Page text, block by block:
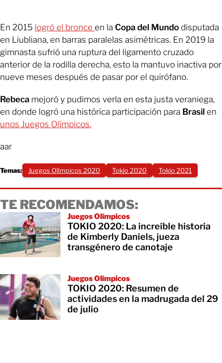
En 2015 logró el bronce en la Copa del Mundo disputada
en Liubliana, en barras paralelas asimétricas. En 2019 la
gimnasta sufrió una ruptura del ligamento cruzado
anterior de la rodilla derecha, esto la mantuvo inactiva por
nueve meses después de pasar por el quirófano.
Rebeca mejoró y pudimos verla en esta justa veraniega,
en donde logró una histórica participación para Brasil en
unos Juegos Olímpicos.
aar
Temas: Juegos Olímpicos 2020 Tokio 2020 Tokio 2021
TE RECOMENDAMOS:
Juegos Olímpicos
TOKIO 2020: La increíble historia
de Kimberly Daniels, jueza
transgénero de canotaje
Juegos Olímpicos
TOKIO 2020: Resumen de
actividades en la madrugada del 29
de julio